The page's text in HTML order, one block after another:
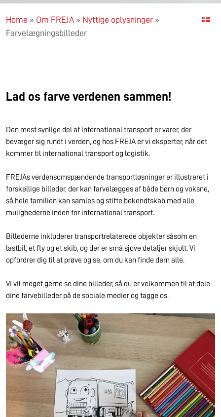
Home » Om FREJA » Nyttige oplysninger »
Farvelægningsbilleder
Lad os farve verdenen sammen!
Den mest synlige del af international transport er varer, der
bevæger sig rundt i verden, og hos FREJA er vi eksperter, når det
kommer til international transport og logistik.
FREJAs verdensomspændende transportløsninger er illustreret i
forskellige billeder, der kan farvelægges af både børn og voksne,
så hele familien kan samles og stifte bekendtskab med alle
mulighederne inden for international transport.
Billederne inkluderer transportrelaterede objekter såsom en
lastbil, et fly og et skib, og der er små sjove detaljer skjult. Vi
opfordrer dig til at prøve og se, om du kan finde dem alle.
Vi vil meget gerne se dine billeder, så du er velkommen til at dele
dine farvebilleder på de sociale medier og tagge os.